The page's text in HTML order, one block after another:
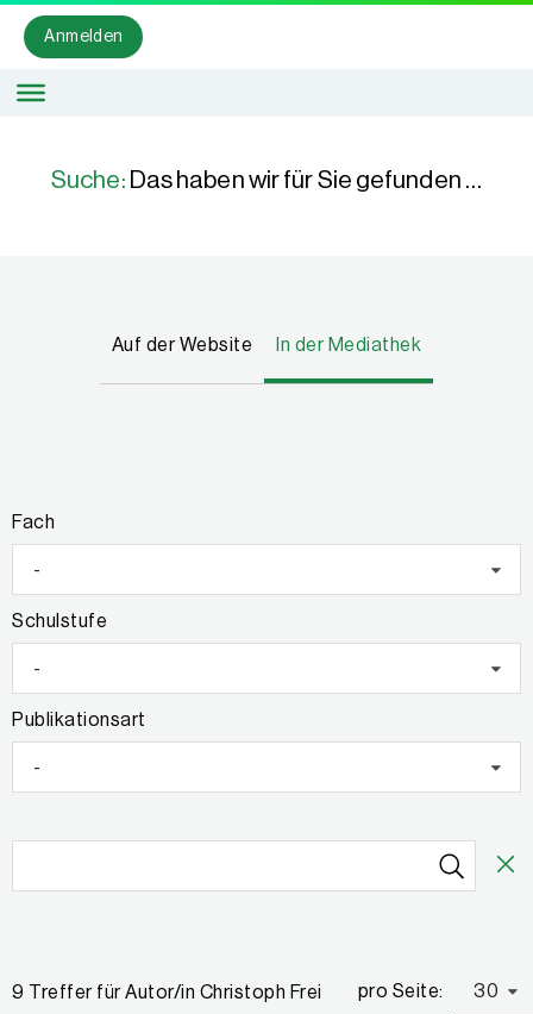
Anmelden
Suche: Das haben wir für Sie gefunden …
Auf der Website In der Mediathek
Fach
-
Schulstufe
-
Publikationsart
-
9 Treffer für Autor/in Christoph Frei pro Seite: 30